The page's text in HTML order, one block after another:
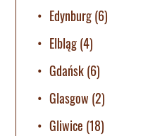
Edynburg(6)
Elbląg(4)
Gdańsk(6)
Glasgow (2)
Gliwice (18)